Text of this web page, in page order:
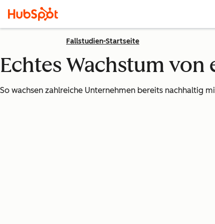
Fallstudien-Startseite
Echtes Wachstum
So wachsen zahlreiche Unternehmen bereits nachhaltig